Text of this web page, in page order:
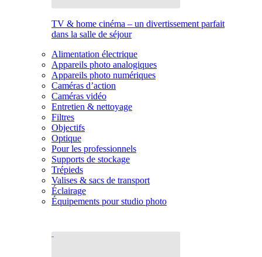
TV & home cinéma – un divertissement parfait
dans la salle de séjour
Alimentation électrique
Appareils photo analogiques
Appareils photo numériques
Caméras d’action
Caméras vidéo
Entretien & nettoyage
Filtres
Objectifs
Optique
Pour les professionnels
Supports de stockage
Trépieds
Valises & sacs de transport
Éclairage
Équipements pour studio photo